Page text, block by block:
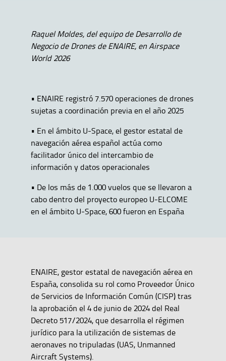
Raquel Moldes, del equipo de Desarrollo de
Negocio de Drones de ENAIRE, en Airspace
World 2026
• ENAIRE registró 7.570 operaciones de drones
sujetas a coordinación previa en el año 2025
• En el ámbito U-Space, el gestor estatal de
navegación aérea español actúa como
facilitador único del intercambio de
información y datos operacionales
• De los más de 1.000 vuelos que se llevaron a
cabo dentro del proyecto europeo U-ELCOME
en el ámbito U-Space, 600 fueron en España
ENAIRE, gestor estatal de navegación aérea en
España, consolida su rol como Proveedor Único
de Servicios de Información Común (CISP) tras
la aprobación el 4 de junio de 2024 del Real
Decreto 517/2024, que desarrolla el régimen
jurídico para la utilización de sistemas de
aeronaves no tripuladas (UAS, Unmanned
Aircraft Systems).